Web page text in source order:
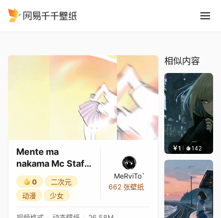
Mente ma
nakama Mc Staff
x 最佳死神老婆
0
二次元
动漫
少女
MeRviTo`
662 张壁纸
相似内容
￥1 142